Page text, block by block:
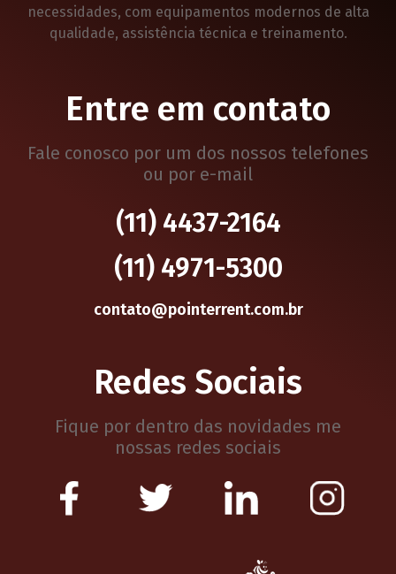
necessidades, com equipamentos modernos de alta
qualidade, assistência técnica e treinamento.
Entre em contato
Fale conosco por um dos nossos telefones
ou por e-mail
(11) 4437-2164
(11) 4971-5300
contato@pointerrent.com.br
Redes Sociais
Fique por dentro das novidades me
nossas redes sociais